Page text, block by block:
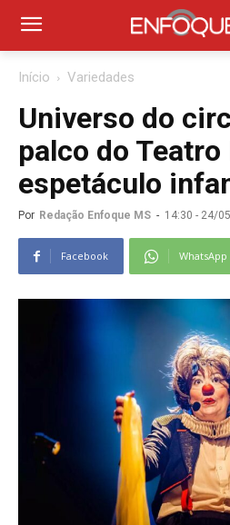
Início Variedades
Universo do
palco do
espetáculo
Por Redação Enfoque MS - 14:30 - 24/
Facebook WhatsApp